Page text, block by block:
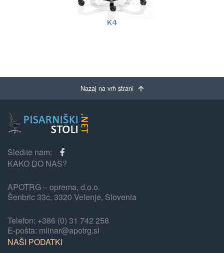
K4
Nazaj na vrh strani
Sledite nam:
KAKO DO NAS?
APOTRG – oprema, d.o.o.
Šenbric 33c, 3320 Velenje, Slovenia
Telefon: +386 (0) 31 742 258
E-pošta: mlinar@apotrg.si
NAŠI PODATKI